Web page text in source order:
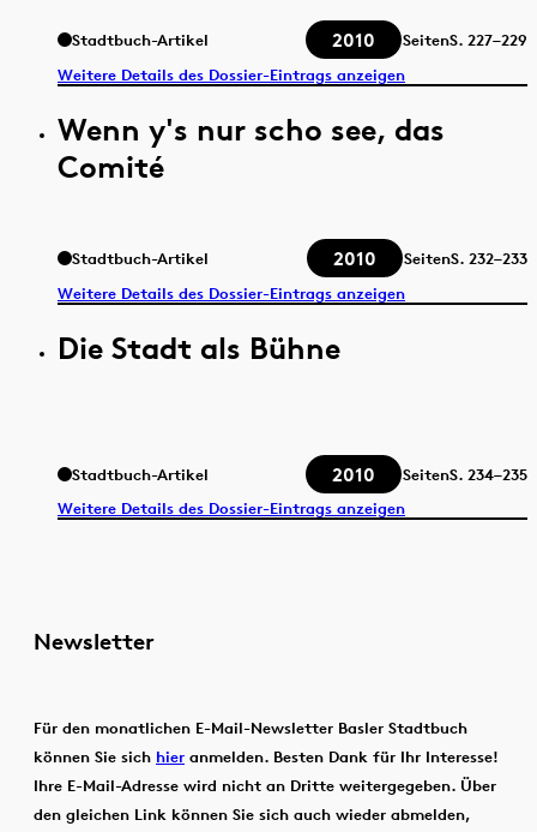
Stadtbuch-Artikel 2010 SeitenS. 227–229
Weitere Details des Dossier-Eintrags anzeigen
Wenn y's nur scho see, das
Comité
Stadtbuch-Artikel 2010 SeitenS. 232–233
Weitere Details des Dossier-Eintrags anzeigen
Die Stadt als Bühne
Stadtbuch-Artikel 2010 SeitenS. 234–235
Weitere Details des Dossier-Eintrags anzeigen
Newsletter
Für den monatlichen E-Mail-Newsletter Basler Stadtbuch
können Sie sich hier anmelden. Besten Dank für Ihr Interesse!
Ihre E-Mail-Adresse wird nicht an Dritte weitergegeben. Über
den gleichen Link können Sie sich auch wieder abmelden,